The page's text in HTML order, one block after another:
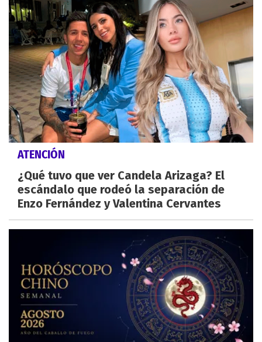
ATENCIÓN
¿Qué tuvo que ver Candela Arizaga? El
escándalo que rodeó la separación de
Enzo Fernández y Valentina Cervantes